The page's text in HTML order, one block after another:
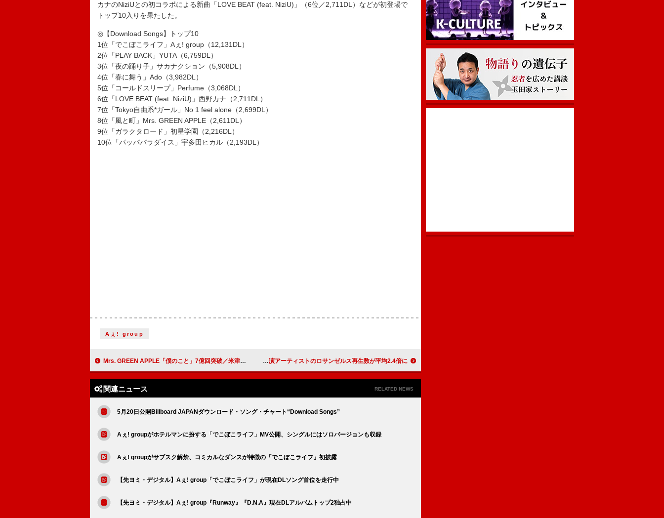
カナのNiziUとの初コラボによる新曲「LOVE BEAT (feat. NiziU)」（6位／2,711DL）などが初登場で
トップ10入りを果たした。
◎【Download Songs】トップ10
1位「でこぼこライフ」Aぇ! group（12,131DL）
2位「PLAY BACK」YUTA（6,759DL）
3位「夜の踊り子」サカナクション（5,908DL）
4位「春に舞う」Ado（3,982DL）
5位「コールドスリープ」Perfume（3,068DL）
6位「LOVE BEAT (feat. NiziU)」西野カナ（2,711DL）
7位「Tokyo自由系*ガール」No 1 feel alone（2,699DL）
8位「風と町」Mrs. GREEN APPLE（2,611DL）
9位「ガラクタロード」初星学園（2,216DL）
10位「パッパパラダイス」宇多田ヒカル（2,193DL）
Aぇ! group
Mrs. GREEN APPLE「僕のこと」7億回突破／米津玄師「さよーならまたいつか！」3億回突破ほか：今週のストリーミングまとめ Ado／HANAら、LA開催の日本音楽フェス【Zipangu】出演アーティストのロサンゼルス再生数が平均2.4倍に
関連ニュース RELATED NEWS
5月20日公開Billboard JAPANダウンロード・ソング・チャート“Download Songs”
Aぇ! groupがホテルマンに扮する「でこぼこライフ」MV公開、シングルにはソロバージョンも収録
Aぇ! groupがサブスク解禁、コミカルなダンスが特徴の「でこぼこライフ」初披露
【先ヨミ・デジタル】Aぇ! group「でこぼこライフ」が現在DLソング首位を走行中
【先ヨミ・デジタル】Aぇ! group『Runway』『D.N.A』現在DLアルバムトップ2独占中